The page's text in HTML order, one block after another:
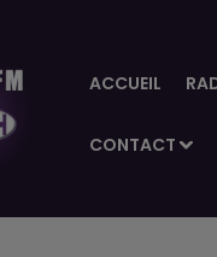
ACCUEIL
CONTACT